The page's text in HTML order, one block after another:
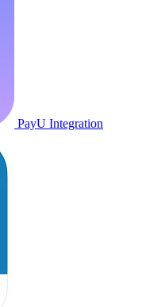
PayU Integration